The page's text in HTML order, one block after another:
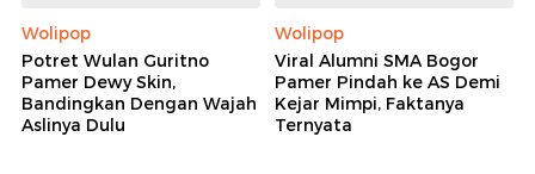
Wolipop
Potret Wulan Guritno
Pamer Dewy Skin,
Bandingkan Dengan Wajah
Aslinya Dulu
Wolipop
Viral Alumni SMA Bogor
Pamer Pindah ke AS Demi
Kejar Mimpi, Faktanya
Ternyata